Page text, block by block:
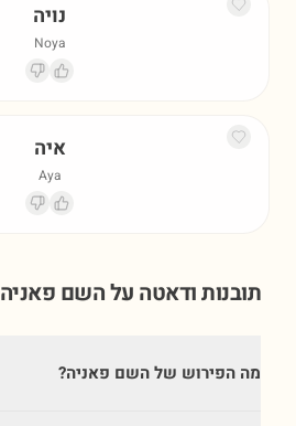
נויה
Noya
איה
Aya
תובנות ודאטה על השם פאניה
מה הפירוש של השם פאניה?